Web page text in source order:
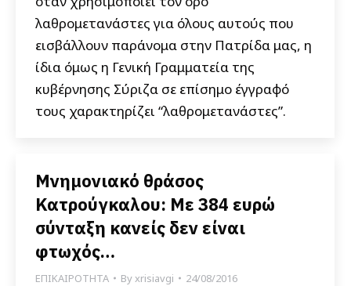
λαθρομετανάστες για όλους αυτούς που
εισβάλλουν παράνομα στην Πατρίδα μας, η
ίδια όμως η Γενική Γραμματεία της
κυβέρνησης Σύριζα σε επίσημο έγγραφό
τους χαρακτηρίζει “λαθρομετανάστες”.
Μνημονιακό θράσος
Κατρούγκαλου: Με 384 ευρώ
σύνταξη κανείς δεν είναι
φτωχός…
ΕΠΙΚΑΙΡΟΤΗΤΑ Byxrisiavgi 24/08/2016